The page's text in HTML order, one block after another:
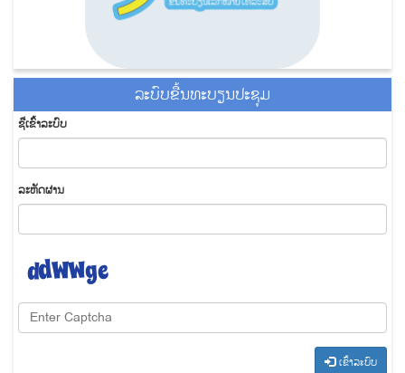
ລະ​ບົບ​ຂື້ນ​ທະ​ບຽນ​ປະ​ຊຸມ
ຊື່​ເຂົ້າ​ລະ​ບົບ
​ລະ​ຫັດ​ຜ່ານ
​ເຂົ້າ​ລະ​ບົບ